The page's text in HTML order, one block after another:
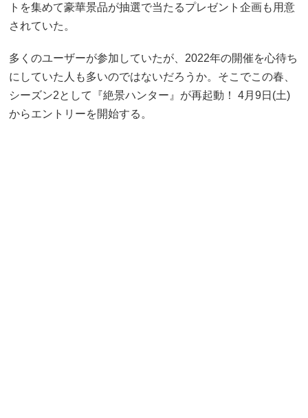
トを集めて豪華景品が抽選で当たるプレゼント企画も用意
されていた。
多くのユーザーが参加していたが、2022年の開催を心待ち
にしていた人も多いのではないだろうか。そこでこの春、
シーズン2として『絶景ハンター』が再起動！ 4月9日(土)
からエントリーを開始する。